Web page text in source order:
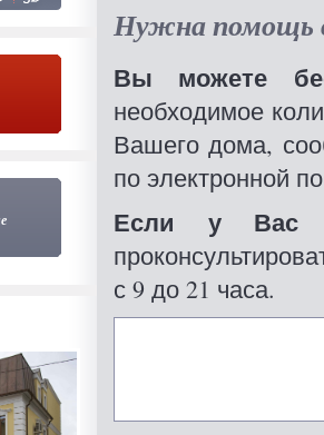
Нужна помощь
Вы можете
необходимое
Вашего дома,
по электронной
Если у Вас
с 9 до 21 часа.